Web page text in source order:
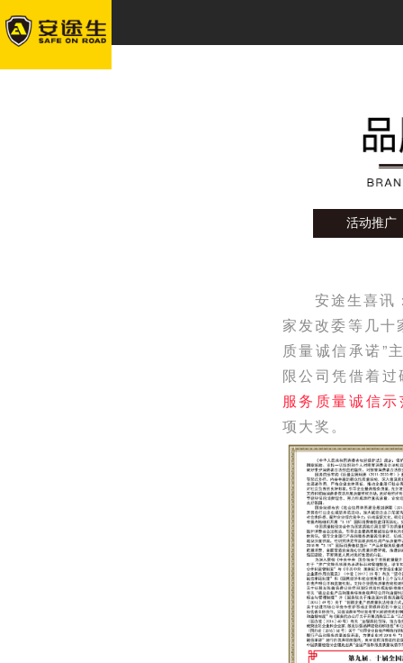
活动推广
安途生喜讯：
家发改委等几
质量诚信承诺”
限公司凭借着
服务质量诚信
项大奖。